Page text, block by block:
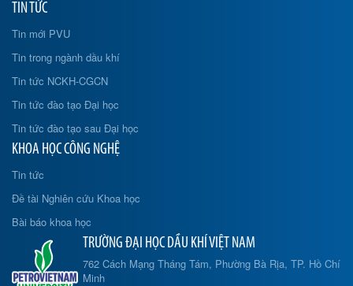
TIN TỨC
Tin mới PVU
Tin trong ngành dầu khí
Tin tức NCKH-CGCN
Tin tức đào tạo Đại học
Tin tức đào tạo sau Đại học
KHOA HỌC CÔNG NGHỆ
Tin tức
Đề tài Nghiên cứu Khoa học
Bài báo khoa học
TRƯỜNG ĐẠI HỌC DẦU KHÍ VIỆT NAM
762 Cách Mạng Tháng Tám, Phường Bà Rịa, TP. Hồ Chí
Minh